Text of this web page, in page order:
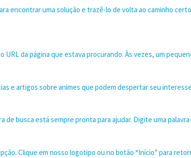
encontrar uma solução e trazê-lo de volta ao caminho
da página que estava procurando. Às vezes, um
e artigos sobre animes que podem despertar seu
de busca está sempre pronta para ajudar. Digite uma
Clique em nosso logotipo ou no botão “Início” para